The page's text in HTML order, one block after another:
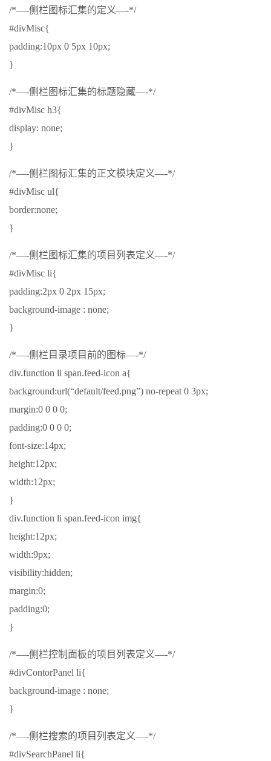
/*—-侧栏图标汇集的定义—-*/
#divMisc{
padding:10px 0 5px 10px;
}
/*—-侧栏图标汇集的标题隐藏—-*/
#divMisc h3{
display: none;
}
/*—-侧栏图标汇集的正文模块定义—-*/
#divMisc ul{
border:none;
}
/*—-侧栏图标汇集的项目列表定义—-*/
#divMisc li{
padding:2px 0 2px 15px;
background-image : none;
}
/*—-侧栏目录项目前的图标—-*/
div.function li span.feed-icon a{
background:url(“default/feed.png”) no-repeat 0 3px;
margin:0 0 0 0;
padding:0 0 0 0;
font-size:14px;
height:12px;
width:12px;
}
div.function li span.feed-icon img{
height:12px;
width:9px;
visibility:hidden;
margin:0;
padding:0;
}
/*—-侧栏控制面板的项目列表定义—-*/
#divContorPanel li{
background-image : none;
}
/*—-侧栏搜索的项目列表定义—-*/
#divSearchPanel li{